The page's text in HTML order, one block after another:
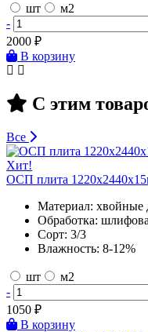
шт
м2
-
2000 ₽
В корзину
С этим
Все
Хит!
ОСП плита
Материал: хвойные
Обработка:
Сорт: 3/3
Влажность: 8-12%
шт
м2
-
1050 ₽
В корзину